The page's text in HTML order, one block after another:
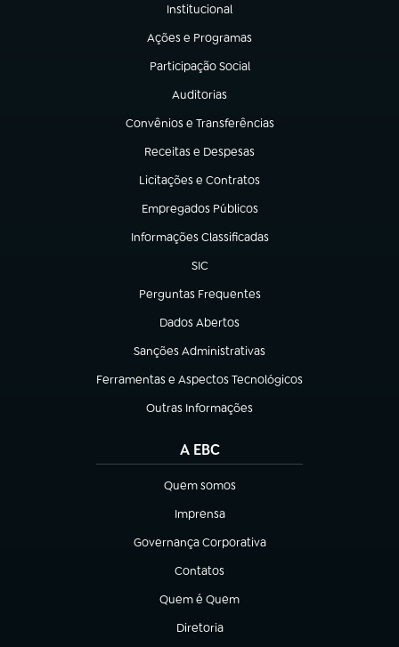
Institucional
(abre em nova aba)
Ações e Programas
(abre em nova aba)
Participação Social
(abre em nova aba)
Auditorias
(abre em nova aba)
Convênios e Transferências
(abre em nova aba)
Receitas e Despesas
(abre em nova aba)
Licitações e Contratos
(abre em nova aba)
Empregados Públicos
(abre em nova aba)
Informações Classificadas
(abre em nova aba)
SIC
(abre em nova aba)
Perguntas Frequentes
(abre em nova aba)
Dados Abertos
(abre em nova aba)
Sanções Administrativas
(abre em nova aba)
Ferramentas e Aspectos Tecnológicos
(abre em nova aba)
Outras Informações
(abre em nova aba)
A EBC
Quem somos
(abre em nova aba)
Imprensa
(abre em nova aba)
Governança Corporativa
(abre em nova aba)
Contatos
(abre em nova aba)
Quem é Quem
(abre em nova aba)
Diretoria
(abre em nova aba)